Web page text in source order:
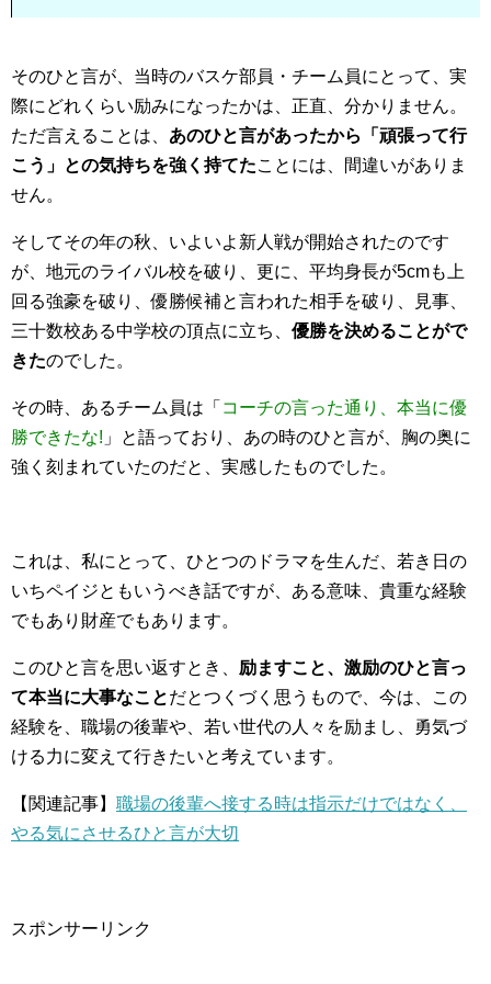
そのひと言が、当時のバスケ部員・チーム員にとって、実
際にどれくらい励みになったかは、正直、分かりません。
ただ言えることは、 あのひと言があったから「頑張って行
こう」との気持ちを強く持てたことには、間違いがありま
せん。
そしてその年の秋、いよいよ新人戦が開始されたのです
が、地元のライバル校を破り、更に、平均身長が5cmも上
回る強豪を破り、優勝候補と言われた相手を破り、見事、
三十数校ある中学校の頂点に立ち、 優勝を決めることがで
きたのでした。
その時、あるチーム員は「 コーチの言った通り、本当に優
勝できたな! 」と語っており、あの時のひと言が、胸の奥に
強く刻まれていたのだと、実感したものでした。
これは、私にとって、ひとつのドラマを生んだ、若き日の
いちペイジともいうべき話ですが、ある意味、貴重な経験
でもあり財産でもあります。
このひと言を思い返すとき、 励ますこと、激励のひと言っ
て本当に大事なことだとつくづく思うもので、今は、この
経験を、職場の後輩や、若い世代の人々を励まし、勇気づ
ける力に変えて行きたいと考えています。
【関連記事】 職場の後輩へ接する時は指示だけではなく、
やる気にさせるひと言が大切
スポンサーリンク